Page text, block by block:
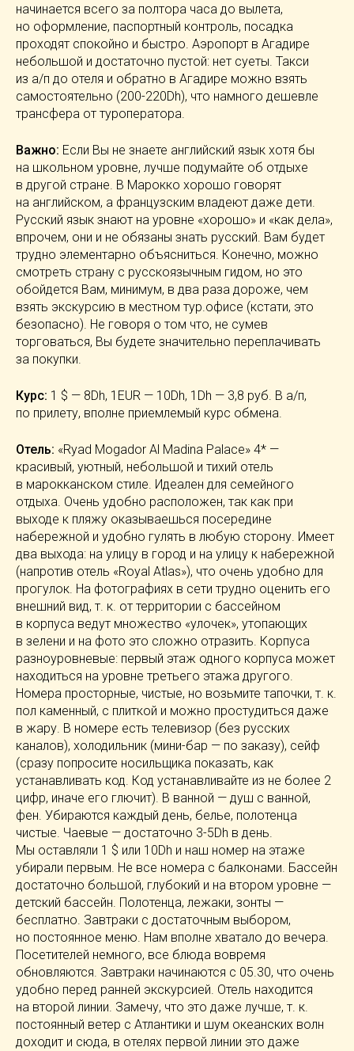
начинается всего за полтора часа до вылета,
но оформление, паспортный контроль, посадка
проходят спокойно и быстро. Аэропорт в Агадире
небольшой и достаточно пустой: нет суеты. Такси
из а/п до отеля и обратно в Агадире можно взять
самостоятельно (200-220Dh), что намного дешевле
трансфера от туроператора.
Важно: Если Вы не знаете английский язык хотя бы
на школьном уровне, лучше подумайте об отдыхе
в другой стране. В Марокко хорошо говорят
на английском, а французским владеют даже дети.
Русский язык знают на уровне «хорошо» и «как дела»,
впрочем, они и не обязаны знать русский. Вам будет
трудно элементарно объясниться. Конечно, можно
смотреть страну с русскоязычным гидом, но это
обойдется Вам, минимум, в два раза дороже, чем
взять экскурсию в местном тур.офисе (кстати, это
безопасно). Не говоря о том что, не сумев
торговаться, Вы будете значительно переплачивать
за покупки.
Курс: 1 $ — 8Dh, 1EUR — 10Dh, 1Dh — 3,8 руб. В а/п,
по прилету, вполне приемлемый курс обмена.
Отель: «Ryad Mogador Al Madina Palace» 4* —
красивый, уютный, небольшой и тихий отель
в марокканском стиле. Идеален для семейного
отдыха. Очень удобно расположен, так как при
выходе к пляжу оказываешься посередине
набережной и удобно гулять в любую сторону. Имеет
два выхода: на улицу в город и на улицу к набережной
(напротив отель «Royal Atlas»), что очень удобно для
прогулок. На фотографиях в сети трудно оценить его
внешний вид, т. к. от территории с бассейном
в корпуса ведут множество «улочек», утопающих
в зелени и на фото это сложно отразить. Корпуса
разноуровневые: первый этаж одного корпуса может
находиться на уровне третьего этажа другого.
Номера просторные, чистые, но возьмите тапочки, т. к.
пол каменный, с плиткой и можно простудиться даже
в жару. В номере есть телевизор (без русских
каналов), холодильник (мини-бар — по заказу), сейф
(сразу попросите носильщика показать, как
устанавливать код. Код устанавливайте из не более 2
цифр, иначе его глючит). В ванной — душ с ванной,
фен. Убираются каждый день, белье, полотенца
чистые. Чаевые — достаточно 3-5Dh в день.
Мы оставляли 1 $ или 10Dh и наш номер на этаже
убирали первым. Не все номера с балконами. Бассейн
достаточно большой, глубокий и на втором уровне —
детский бассейн. Полотенца, лежаки, зонты —
бесплатно. Завтраки с достаточным выбором,
но постоянное меню. Нам вполне хватало до вечера.
Посетителей немного, все блюда вовремя
обновляются. Завтраки начинаются с 05.30, что очень
удобно перед ранней экскурсией. Отель находится
на второй линии. Замечу, что это даже лучше, т. к.
постоянный ветер с Атлантики и шум океанских волн
доходит и сюда, в отелях первой линии это даже